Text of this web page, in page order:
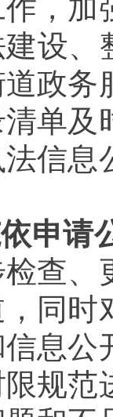
，加
建设、
政务
单及
信息
申请
查、
同时
息公
规范